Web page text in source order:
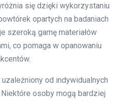
się dzięki wykorzystaniu
opartych na badaniach
szeroką gamę materiałów
co pomaga w opanowaniu
od indywidualnych
osoby mogą bardziej